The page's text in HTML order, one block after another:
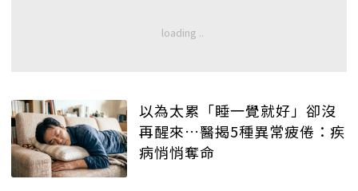
以為太累「睡一覺就好」卻沒
再醒來…醫揭5種異常疲倦：疾
病悄悄奪命